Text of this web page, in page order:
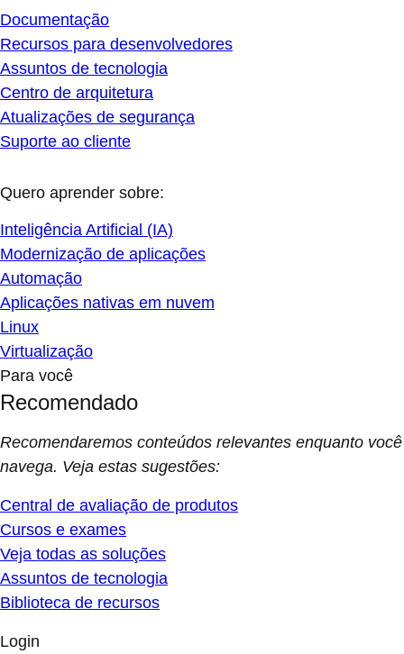
Documentação
Recursos para desenvolvedores
Assuntos de tecnologia
Centro de arquitetura
Atualizações de segurança
Suporte ao cliente
Quero aprender sobre:
Inteligência Artificial (IA)
Modernização de aplicações
Automação
Aplicações nativas em nuvem
Linux
Virtualização
Para você
Recomendado
Recomendaremos conteúdos relevantes enquanto você
navega. Veja estas sugestões:
Central de avaliação de produtos
Cursos e exames
Veja todas as soluções
Assuntos de tecnologia
Biblioteca de recursos
Login